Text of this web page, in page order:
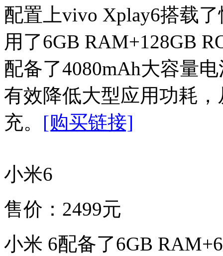
配置上vivo Xplay6搭载
用了6GB RAM+128GB
配备了4080mAh大容量
有效降低大型应用功耗
充。 [购买链接]
小米6
售价：2499元
小米 6配备了6GB